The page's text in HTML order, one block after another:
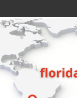
al
contenido